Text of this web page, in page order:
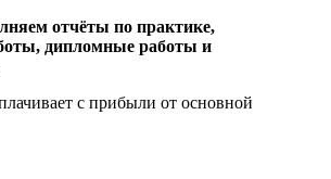
отчёты по практике,
дипломные работы и
с прибыли от основной